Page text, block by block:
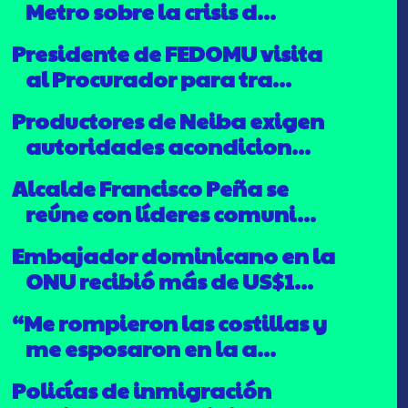
Metro sobre la crisis d...
Presidente de FEDOMU visita
al Procurador para tra...
Productores de Neiba exigen
autoridades acondicion...
Alcalde Francisco Peña se
reúne con líderes comuni...
Embajador dominicano en la
ONU recibió más de US$1...
“Me rompieron las costillas y
me esposaron en la a...
Policías de inmigración